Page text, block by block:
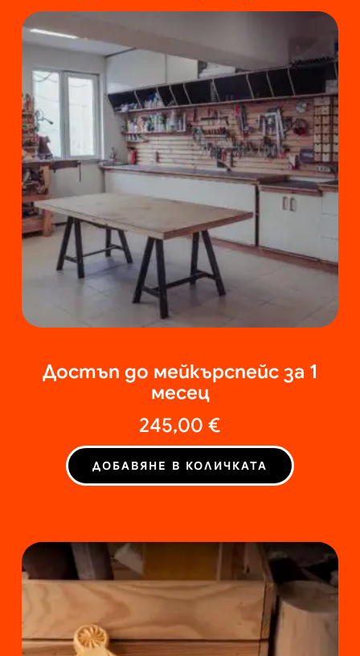
Достъп до мейкърспейс за 1
месец
245,00 €
ДОБАВЯНЕ В КОЛИЧКАТА